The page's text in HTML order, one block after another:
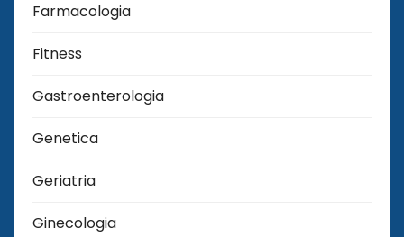
Farmacologia
Fitness
Gastroenterologia
Genetica
Geriatria
Ginecologia